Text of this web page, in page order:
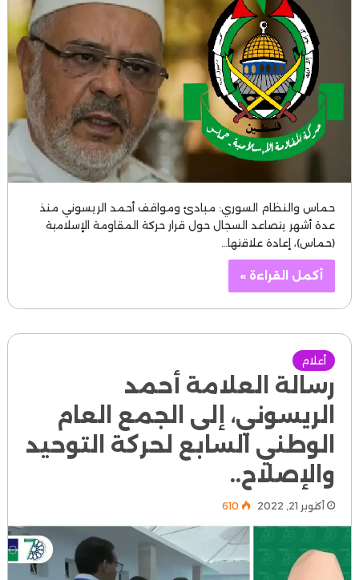
حماس والنظام السوري: مبادئ ومواقف أحمد الريسوني منذ
عدة أشهر يتصاعد السجال حول قرار حركة المقاومة الإسلامية
(حماس)، إعادة علاقتها…
أكمل القراءة »
أعلام
رسالة العلامة أحمد
الريسوني، إلى الجمع العام
الوطني السابع لحركة التوحيد
والإصلاح..
أكتوبر 21, 2022 610